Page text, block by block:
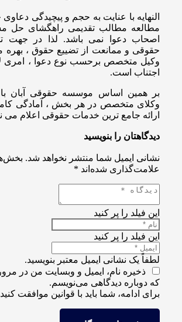
النهایه با عنایت به حجم و پیچیدگی
مطالعه مطالب تقدیمی راهگشای حل
اصحاب دعوا نمی باشد. لذا در جهت
حقوقی و ممانعت از تضییع حقوق ، بهره
وکیل متخصص برحسب نوع دعوا ، امری
اجتناب است.
بر همین اساس موسسه حقوقی آبان با
وکلای متخصص در هر بخش ، آمادگی
ارائه جامع ترین خدمات حقوقی اعلام می
دیدگاهتان را بنویسید
نشانی ایمیل شما منتشر نخواهد شد.
علامت‌گذاری شده‌اند *
این فیلد را پر کنید
این فیلد را پر کنید
لطفاً یک نشانی ایمیل معتبر بنویسید.
ذخیره نام، ایمیل و وبسایت من در
که دوباره دیدگاهی می‌نویسم.
برای ادامه، شما باید با قوانین موافقت کنید